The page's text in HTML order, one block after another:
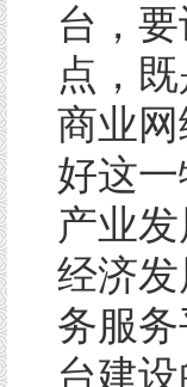
台，
点，
商业
好这
产业
经济
务服
台建